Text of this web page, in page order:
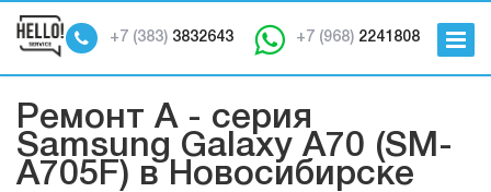
+7 (968) 2241808
+7 (383) 3832643
Ремонт A - серия
Samsung Galaxy A70 (SM-
A705F) в Новосибирске